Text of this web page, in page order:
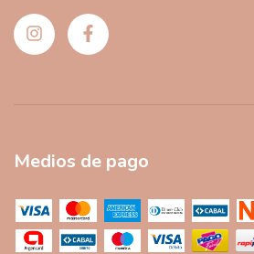
Medios de pago